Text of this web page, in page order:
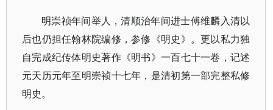
明崇祯年间举人，清顺治年间进士傅维麟入清以
后也仍担任翰林院编修，参修《明史》。更以私力独
自完成纪传体明史著作《明书》一百七十一卷，记述
元天历元年至明崇祯十七年，是清初第一部完整私修
明史。